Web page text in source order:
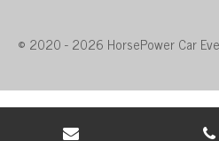
© 2020 - 2026 HorsePower Car